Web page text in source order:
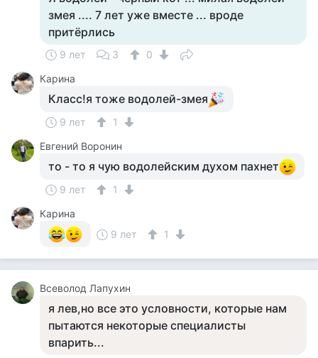
змея .... 7 лет уже вместе ... вроде
притёрлись
9 лет 3
0
Карина
Класс!я тоже водолей-змея
9 лет
1
Евгений Воронин
то - то я чую водолейским духом пахнет
9 лет
1
Карина
9 лет
1
Всеволод Лапухин
я лев,но все это условности, которые нам
пытаются некоторые специалисты
впарить...